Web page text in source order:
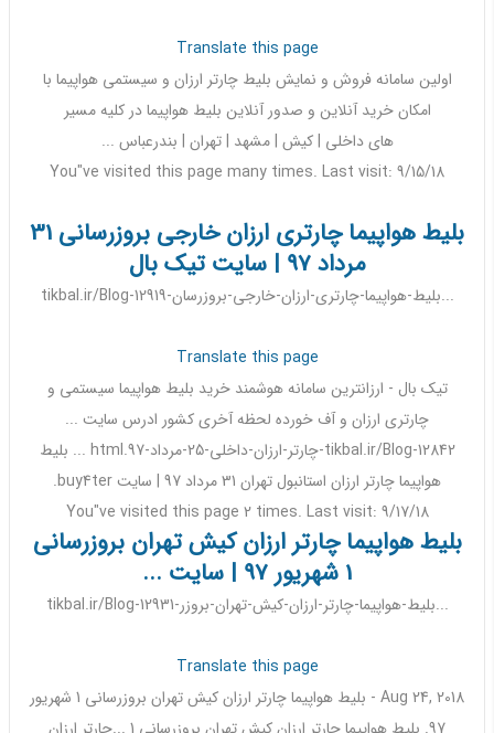
Translate this page
اولین سامانه فروش و نمایش بلیط چارتر ارزان و سیستمیهواپیما با
امکان خرید آنلاین و صدور آنلاین بلیط هواپیمادر کلیه مسیر
هایداخلی | کیش | مشهد | تهران | بندرعباس ...
You"ve visited this page many times. Last visit: 9/15/18
بلیط هواپیما چارتری ارزان خارجی بروزرسانی 31
مرداد 97 | سایت تیک بال
tikbal.ir/Blog-12919-بلیط-هواپیما-چارتری-ارزان-خارجی-بروزرسان...
Translate this page
تیک بال - ارزانترین سامانه هوشمند خرید بلیط هواپیما سیستمی و
چارتری ارزان و آف خورده لحظه آخری کشور ادرس سایت ...
tikbal.ir/Blog-12842- چارتر-ارزان-داخلی-25-مرداد- 97
.html ...
بلیط
هواپیما چارتر ارزان استانبول تهران 31مرداد 97 | سایت buy4ter.
You"ve visited this page 2 times. Last visit: 9/17/18
بلیط هواپیما چارتر ارزان کیش تهران بروزرسانی
1 شهریور 97 | سایت ...
tikbal.ir/Blog-12931-بلیط-هواپیما-چارتر-ارزان-کیش-تهران-بروزر...
Translate this page
Aug 24, 2018 -
بلیط هواپیما چارتر ارزانکیش تهران بروزرسانی
شهریور